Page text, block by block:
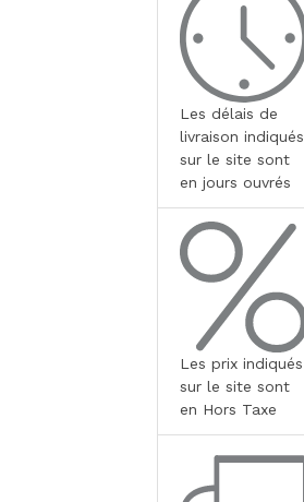
Les délais de
livraison indiqués
sur le site sont
en jours ouvrés
Les prix indiqués
sur le site sont
en Hors Taxe